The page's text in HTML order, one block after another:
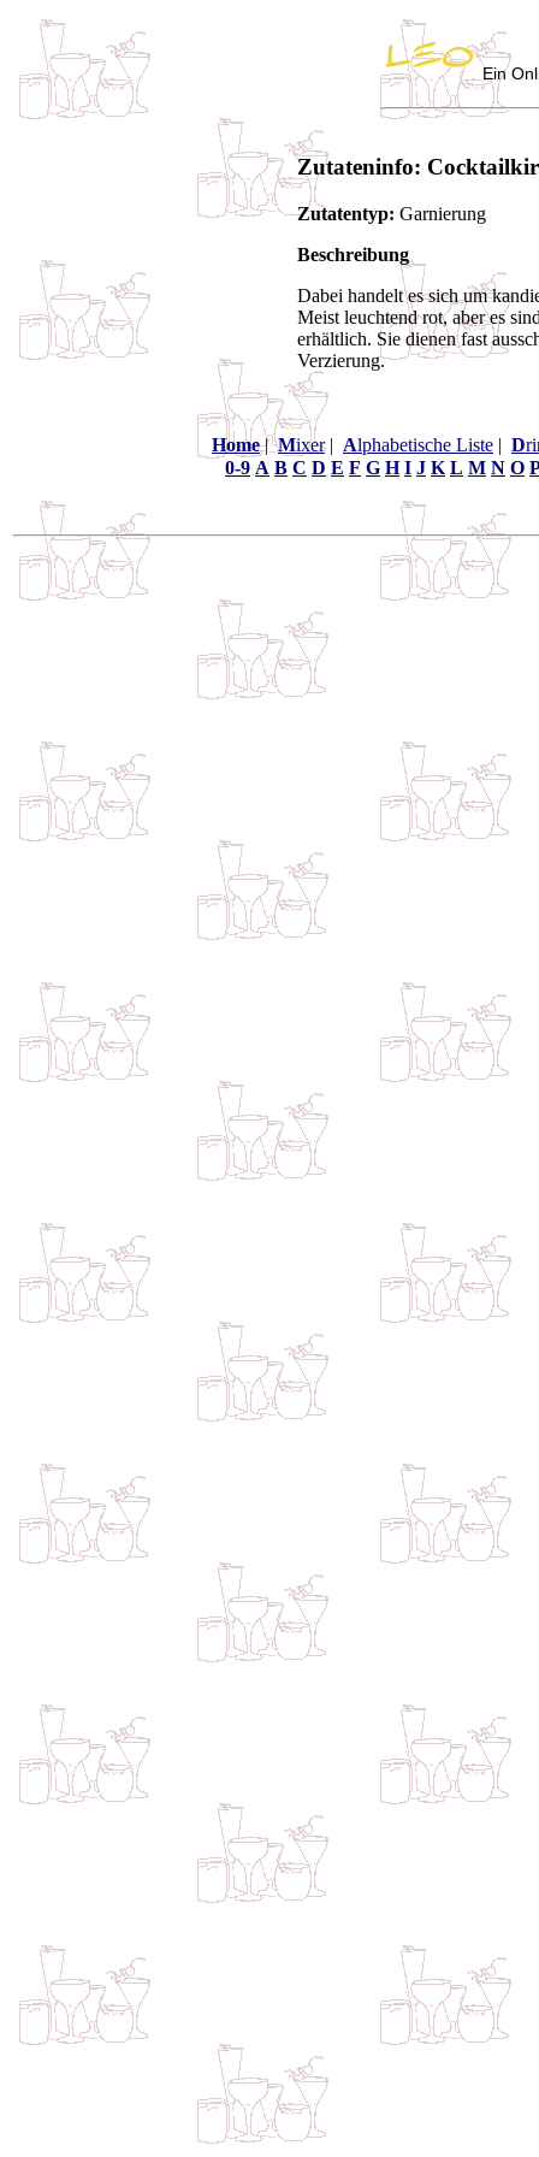
Ein
Zutateninfo:
Zutatentyp: Garnierung
Beschreibung
Dabei handelt es sich um
Meist leuchtend rot, aber es
erhältlich. Sie dienen fast
Verzierung.
Home|Mixer| Alphabetische Liste | D
0-9 A B C D E F G H I J K L M N O